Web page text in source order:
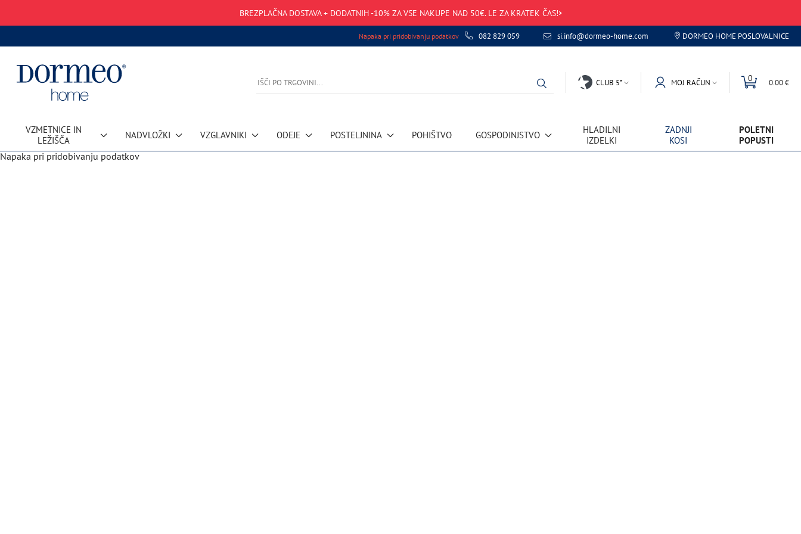
BREZPLAČNA DOSTAVA + DODATNIH -10% ZA VSE NAKUPE NAD 50€. LE ZA KRATEK ČAS!
Napaka pri pridobivanju podatkov 082 829 059 si.info@dormeo-home.com DORMEO HOME POSLOVALNICE
CLUB 5* MOJ RAČUN 0 0.00 €
VZMETNICE IN
LEŽIŠČA
NADVLOŽKI VZGLAVNIKI ODEJE POSTELJNINA POHIŠTVO GOSPODINJSTVO
HLADILNI
IZDELKI
ZADNJI
KOSI
POLETNI
POPUSTI
Napaka pri pridobivanju podatkov